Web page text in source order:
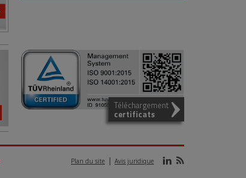
Téléchargement
certificats
Plan du site Avis juridique